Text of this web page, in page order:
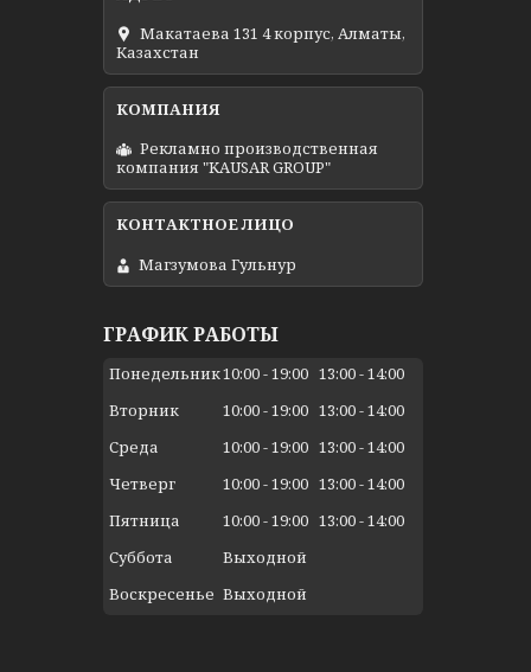
Макатаева 131 4 корпус, Алматы,
Казахстан
Рекламно производственная
компания "KAUSAR GROUP"
Магзумова Гульнур
ГРАФИК РАБОТЫ
Понедельник10:00 19:00 13:00 14:00
Вторник
10:00 19:00 13:00 14:00
Среда
10:00 19:00 13:00 14:00
Четверг
10:00 19:00 13:00 14:00
Пятница
10:00 19:00 13:00 14:00
Суббота
Выходной
Воскресенье Выходной